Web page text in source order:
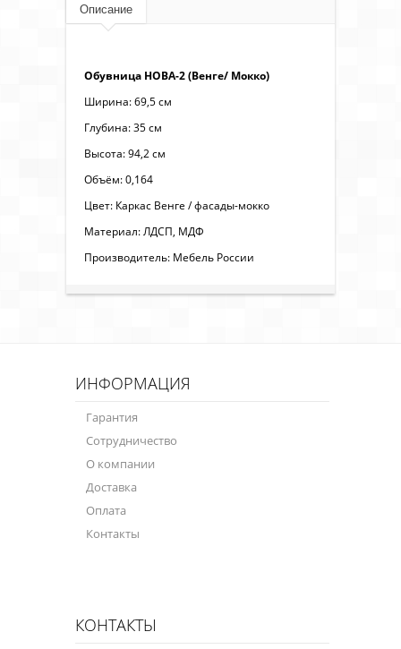
Описание
Обувница НОВА-2 (Венге/ Мокко)
Ширина: 69,5 см
Глубина: 35 см
Высота: 94,2 см
Объём: 0,164
Цвет: Каркас Венге / фасады-мокко
Материал: ЛДСП, МДФ
Производитель: Мебель России
ИНФОРМАЦИЯ
Гарантия
Сотрудничество
О компании
Доставка
Оплата
Контакты
КОНТАКТЫ